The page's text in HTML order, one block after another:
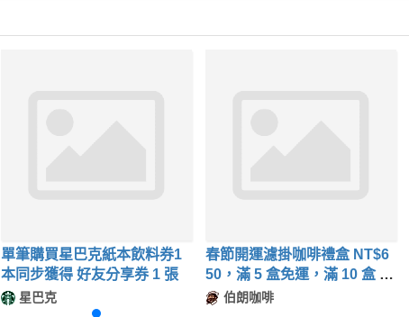
單筆購買星巴克紙本飲料券1
本同步獲得 好友分享券 1 張
星巴克
春節開運濾掛咖啡禮盒 NT$6
50，滿 5 盒免運，滿 10 盒 95
折 伯朗咖啡